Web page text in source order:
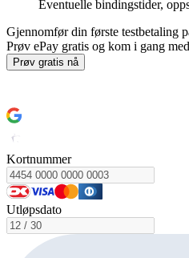
Eventuelle bindingstider,
Gjennomfør din første testbetaling
Prøv ePay gratis og kom i gang
Prøv gratis nå
Kortnummer
Utløpsdato